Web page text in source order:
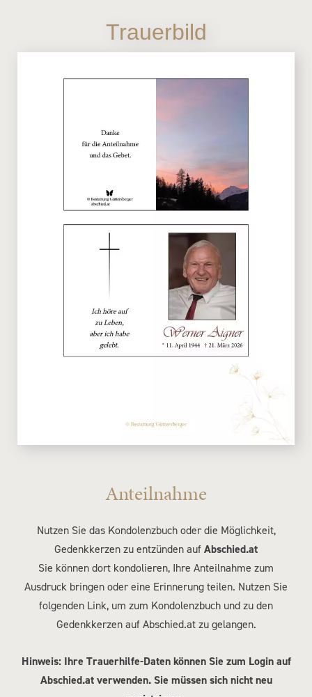
Trauerbild
Anteilnahme
Nutzen Sie das Kondolenzbuch oder die Möglichkeit,
Gedenkkerzen zu entzünden auf Abschied.at
Sie können dort kondolieren, Ihre Anteilnahme zum
Ausdruck bringen oder eine Erinnerung teilen. Nutzen Sie
folgenden Link, um zum Kondolenzbuch und zu den
Gedenkkerzen auf Abschied.at zu gelangen.
Hinweis: Ihre Trauerhilfe-Daten können Sie zum Login auf
Abschied.at verwenden. Sie müssen sich nicht neu